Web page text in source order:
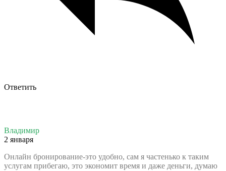
Ответить
Владимир
2 января
Онлайн бронирование-это удобно, сам я частенько к таким
услугам прибегаю, это экономит время и даже деньги, думаю